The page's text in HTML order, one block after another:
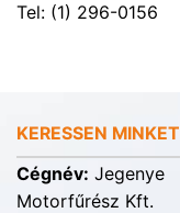
Tel: (1) 296-0156
KERESSEN MINKET
Cégnév: Jegenye
Motorfűrész Kft.